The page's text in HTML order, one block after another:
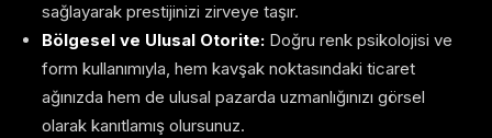
sağlayarak prestijinizi zirveye taşır.
Bölgesel ve Ulusal Otorite: Doğru renk psikolojisi ve
form kullanımıyla, hem kavşak noktasındaki ticaret
ağınızda hem de ulusal pazarda uzmanlığınızı görsel
olarak kanıtlamış olursunuz.